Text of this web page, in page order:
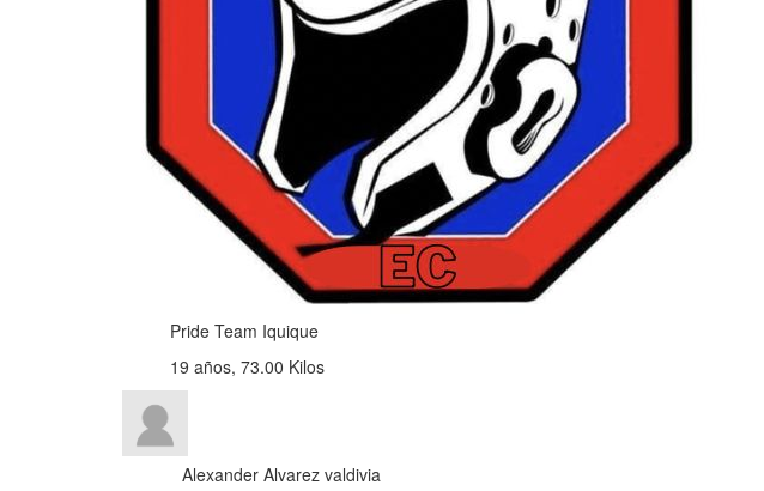
Pride Team Iquique
19 años, 73.00 Kilos
Alexander Alvarez valdivia